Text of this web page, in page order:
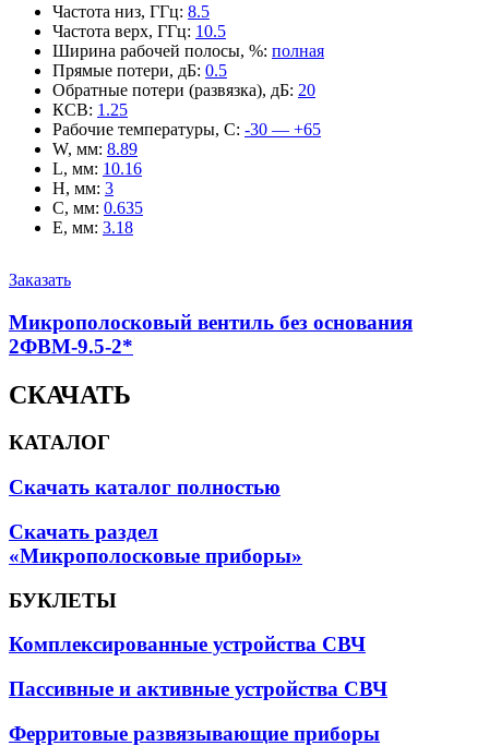
Частота низ, ГГц: 8.5
Частота верх, ГГц: 10.5
Ширина рабочей полосы, %: полная
Прямые потери, дБ: 0.5
Обратные потери (развязка), дБ: 20
КСВ: 1.25
Рабочие температуры, С: -30 — +65
W, мм: 8.89
L, мм: 10.16
H, мм: 3
C, мм: 0.635
E, мм: 3.18
Заказать
Микрополосковый вентиль без основания
2ФВМ-9.5-2*
СКАЧАТЬ
КАТАЛОГ
Скачать каталог полностью
Скачать раздел
«Микрополосковые приборы»
БУКЛЕТЫ
Комплексированные устройства СВЧ
Пассивные и активные устройства СВЧ
Ферритовые развязывающие приборы